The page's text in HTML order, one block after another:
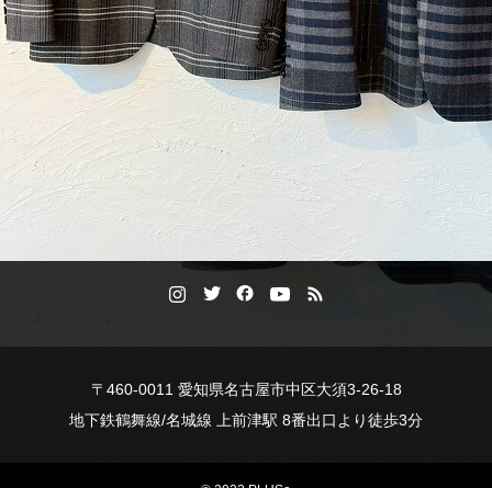
〒460-0011 愛知県名古屋市中区大須3-26-18
地下鉄鶴舞線/名城線 上前津駅 8番出口より徒歩3分